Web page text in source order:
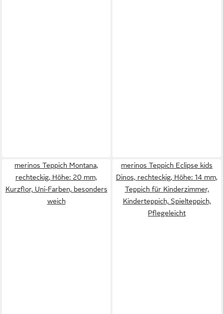
merinos Teppich Montana,
rechteckig, Höhe: 20 mm,
Kurzflor, Uni-Farben, besonders
weich
merinos Teppich Eclipse kids
Dinos, rechteckig, Höhe: 14 mm,
Teppich für Kinderzimmer,
Kinderteppich, Spielteppich,
Pflegeleicht